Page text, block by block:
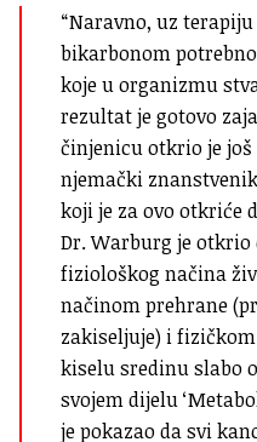
“Naravno, uz
bikarbonom
koje u organizmu
rezultat je gotovo
činjenicu otkrio je još
njemački
koji je za ovo otkriće
Dr. Warburg je
fiziološkog načina
načinom prehrane
zakiseljuje) i
kiselu sredinu slabo
svojem dijelu
je pokazao da svi